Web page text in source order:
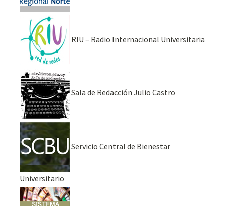
RIU – Radio Internacional Universitaria
Sala de Redacción Julio Castro
Servicio Central de Bienestar
Universitario